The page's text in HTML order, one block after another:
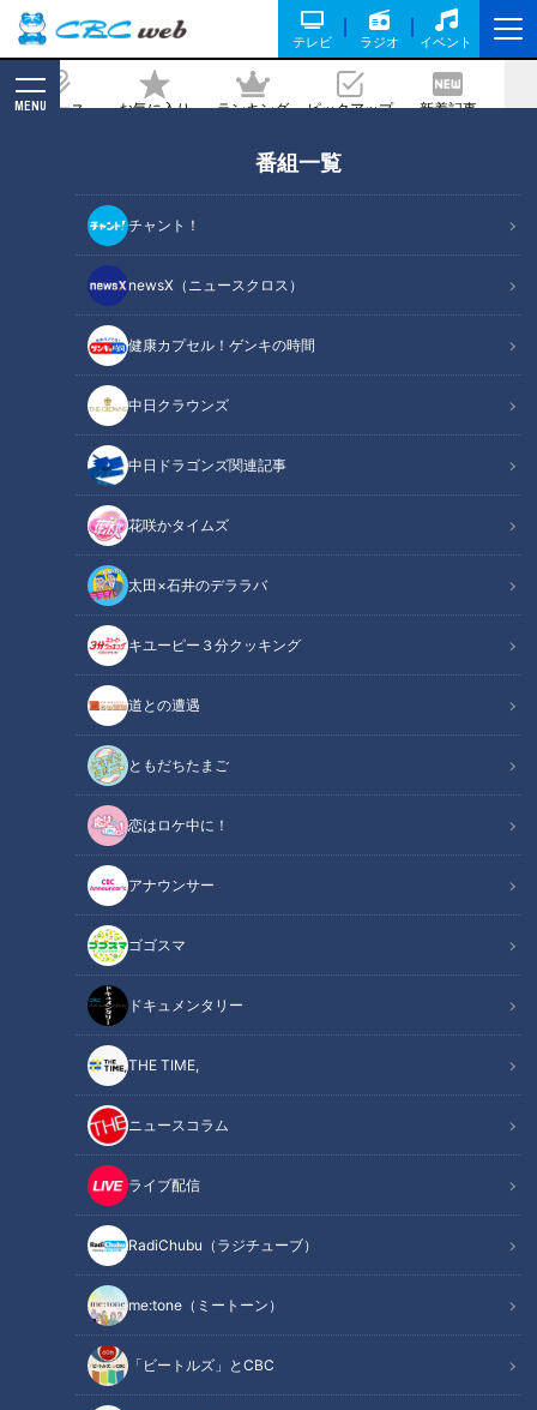
テレビ ラジオ イベント
ニュース お気に入り ランキング ピックアップ 新着記事
MENU
番組一覧
チャント！
newsX（ニュースクロス）
健康カプセル！ゲンキの時間
中日クラウンズ
中日ドラゴンズ関連記事
花咲かタイムズ
太田×石井のデララバ
キユーピー３分クッキング
道との遭遇
ともだちたまご
恋はロケ中に！
アナウンサー
ゴゴスマ
ドキュメンタリー
THE TIME,
ニュースコラム
ライブ配信
RadiChubu（ラジチューブ）
me:tone（ミートーン）
「ビートルズ」とCBC
ード！憲伸・井端が当時を嘆く“高校野
球謎の練習”
記事に戻る
CBCテレビ野球中継「燃えよドラゴンズ」(C)燃えドラch
この記事の画像（全11枚）
記事に戻る
この記事を見たあなたへのおすすめ